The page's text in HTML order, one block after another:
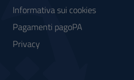
Informativa sui cookies
Pagamenti pagoPA
Privacy